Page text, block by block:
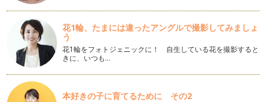
どっちのイメージ？ ヨーロッパ、ロンドンと言えば、紅茶VS
コーヒー
ヨーロッパ、ロンドンというと、あなたはどちらをイメージし
ますか？ たいていの人は、…
コーヒーは、最高のコミュニケーションツール！世界の文豪も
愛していた！？
今では、いたるところにあるカフェ、喫茶店。 最初に出来た
のは、1554年、イスタン…
花1輪、たまには違ったアングルで撮影してみましょ
う
花1輪をフォトジェニックに！ 自生している花を撮影すると
きに、いつも…
本好きの子に育てるために その2